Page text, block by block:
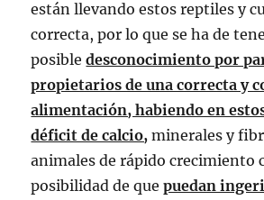
están llevando estos reptiles y
correcta, por lo que se ha de
posibledesconocimiento por
propietarios de una correcta y
alimentación, habiendo en
déficit de calcio, minerales y
animales de rápido crecimiento
posibilidad de quepuedan